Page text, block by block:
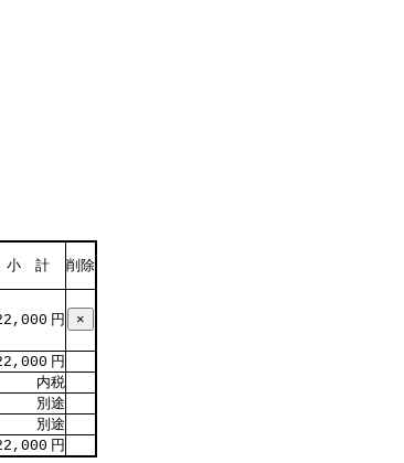
小 計
削除
円
円
内税
別途
別途
円